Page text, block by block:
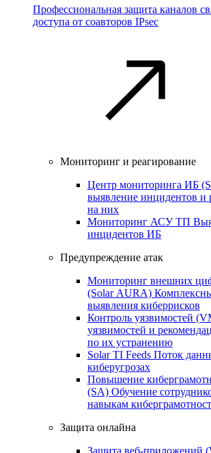
Профессиональная защита каналов
доступа от соавторов IPsec
Мониторинг и реагирование
Центр мониторинга ИБ
выявление инцидентов и
на них
Мониторинг АСУ ТП
инцидентов ИБ
Предупреждение атак
Мониторинг внешних
(Solar AURA)
выявления киберрисков
Контроль уязвимостей
уязвимостей и
по их устранению
Solar TI Feeds Поток
киберугрозах
Повышение
(SA) Обучение
навыкам
Защита онлайна
Защита веб-приложений